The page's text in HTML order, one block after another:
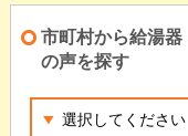
市町村から給湯器
の声を探す